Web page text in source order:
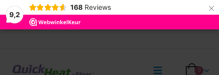
9,2
168 Reviews ×
0